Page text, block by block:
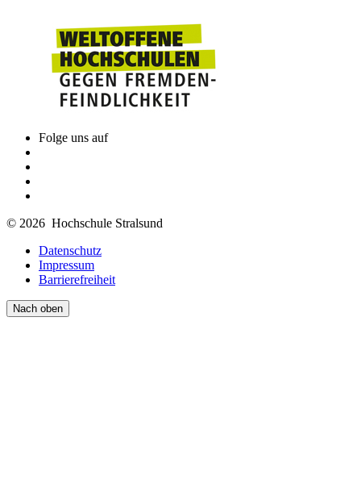
Folge uns auf
© 2026 Hochschule Stralsund
Datenschutz
Impressum
Barrierefreiheit
Nach oben